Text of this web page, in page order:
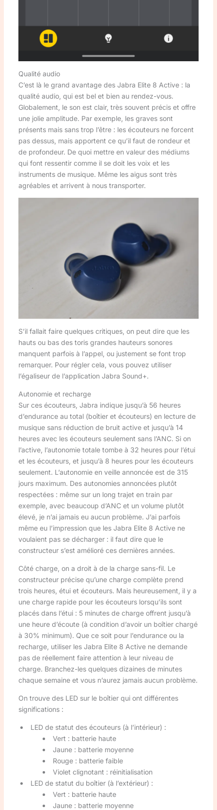
Qualité audio
C’est là le grand avantage des Jabra Elite 8 Active : la
qualité audio, qui est bel et bien au rendez-vous.
Globalement, le son est clair, très souvent précis et offre
une jolie amplitude. Par exemple, les graves sont
présents mais sans trop l’être : les écouteurs ne forcent
pas dessus, mais apportent ce qu’il faut de rondeur et
de profondeur. De quoi mettre en valeur des médiums
qui font ressentir comme il se doit les voix et les
instruments de musique. Même les aigus sont très
agréables et arrivent à nous transporter.
S’il fallait faire quelques critiques, on peut dire que les
hauts ou bas des toris grandes hauteurs sonores
manquent parfois à l’appel, ou justement se font trop
remarquer. Pour régler cela, vous pouvez utiliser
l’égaliseur de l’application Jabra Sound+.
Autonomie et recharge
Sur ces écouteurs, Jabra indique jusqu’à 56 heures
d’endurance au total (boîtier et écouteurs) en lecture de
musique sans réduction de bruit active et jusqu’à 14
heures avec les écouteurs seulement sans l’ANC. Si on
l’active, l’autonomie totale tombe à 32 heures pour l’étui
et les écouteurs, et jusqu’à 8 heures pour les écouteurs
seulement. L’autonomie en veille annoncée est de 315
jours maximum. Des autonomies annoncées plutôt
respectées : même sur un long trajet en train par
exemple, avec beaucoup d’ANC et un volume plutôt
élevé, je n’ai jamais eu aucun problème. J’ai parfois
même eu l’impression que les Jabra Elite 8 Active ne
voulaient pas se décharger : il faut dire que le
constructeur s’est amélioré ces dernières années.
Côté charge, on a droit à de la charge sans-fil. Le
constructeur précise qu’une charge complète prend
trois heures, étui et écouteurs. Mais heureusement, il y a
une charge rapide pour les écouteurs lorsqu’ils sont
placés dans l’étui : 5 minutes de charge offrent jusqu’à
une heure d’écoute (à condition d’avoir un boîtier chargé
à 30% minimum). Que ce soit pour l’endurance ou la
recharge, utiliser les Jabra Elite 8 Active ne demande
pas de réellement faire attention à leur niveau de
charge. Branchez-les quelques dizaines de minutes
chaque semaine et vous n’aurez jamais aucun problème.
On trouve des LED sur le boîtier qui ont différentes
significations :
LED de statut des écouteurs (à l’intérieur) :
Vert : batterie haute
Jaune : batterie moyenne
Rouge : batterie faible
Violet clignotant : réinitialisation
LED de statut du boîtier (à l’extérieur) :
Vert : batterie haute
Jaune : batterie moyenne